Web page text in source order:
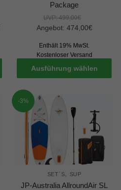
Package
UVP:499,00€
Angebot: 474,00€
Enthält 19% MwSt.
Kostenloser Versand
Ausführung wählen
-3%
SET´S, SUP
JP-Australia AllroundAir SL